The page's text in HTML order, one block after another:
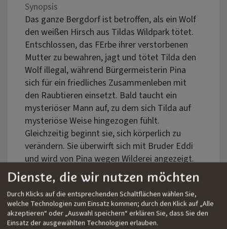
Synopsis
Das ganze Bergdorf ist betroffen, als ein Wolf
den weißen Hirsch aus Tildas Wildpark tötet.
Entschlossen, das FErbe ihrer verstorbenen
Mutter zu bewahren, jagt und tötet Tilda den
Wolf illegal, während Bürgermeisterin Pina
sich für ein friedliches Zusammenleben mit
den Raubtieren einsetzt. Bald taucht ein
mysteriöser Mann auf, zu dem sich Tilda auf
mysteriöse Weise hingezogen fühlt.
Gleichzeitig beginnt sie, sich körperlich zu
verändern. Sie überwirft sich mit Bruder Eddi
und wird von Pina wegen Wilderei angezeigt.
Als ihr Zustand sich zusehends verschlechtert,
erkennt Tilda, dass sie sich in genau das Tier
verwandelt, das sie hasst: in einen Wolf. Das
Dorf verstößt sie, und ihr bleibt nur der Wald,
wo der wolfsähnliche Fremde auf sie wartet.
Dienste, die wir nutzen möchten
Durch Klicks auf die entsprechenden Schaltflächen wählen Sie,
welche Technologien zum Einsatz kommen; durch den Klick auf „Alle
akzeptieren“ oder „Auswahl speichern“ erklären Sie, dass Sie den
Einsatz der ausgewählten Technologien erlauben.